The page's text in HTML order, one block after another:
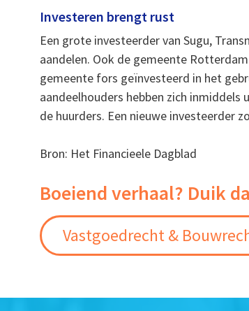
Investeren brengt rust
Een grote investeerder van Sugu,
aandelen. Ook de gemeente
gemeente fors geïnvesteerd in het
aandeelhouders hebben zich
de huurders. Een nieuwe investeerder
Bron: Het Financieele Dagblad
Boeiend verhaal? Duik
Vastgoedrecht &